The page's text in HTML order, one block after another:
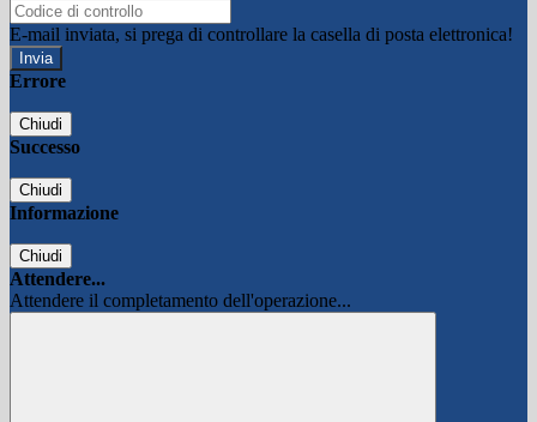
E-mail inviata, si prega di controllare la casella di posta elettronica!
Errore
Chiudi
Successo
Chiudi
Informazione
Chiudi
Attendere...
Attendere il completamento dell'operazione...